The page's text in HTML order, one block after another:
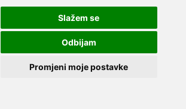
Slažem se
Odbijam
Promjeni moje postavke